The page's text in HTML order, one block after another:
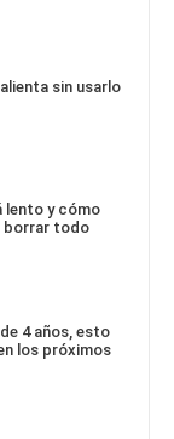
sin usarlo
lento y cómo
borrar todo
4 años, esto
los próximos